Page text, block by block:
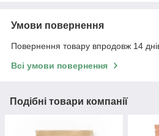
Умови повернення
Повернення товару впродовж 14
Всі умови повернення
Подібні товари компанії